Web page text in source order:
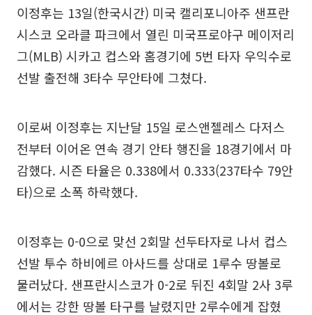
이정후는 13일(한국시간) 미국 캘리포니아주 샌프란
시스코 오라클 파크에서 열린 미국프로야구 메이저리
그(MLB) 시카고 컵스와 홈경기에 5번 타자 우익수로
선발 출전해 3타수 무안타에 그쳤다.
이로써 이정후는 지난달 15일 로스앤젤레스 다저스
전부터 이어온 연속 경기 안타 행진을 18경기에서 마
감했다. 시즌 타율은 0.338에서 0.333(237타수 79안
타)으로 소폭 하락했다.
이정후는 0-0으로 맞선 2회말 선두타자로 나서 컵스
선발 투수 하비에르 아사드를 상대로 1루수 땅볼로
물러났다. 샌프란시스코가 0-2로 뒤진 4회말 2사 3루
에서는 강한 땅볼 타구를 날렸지만 2루수에게 잡혔